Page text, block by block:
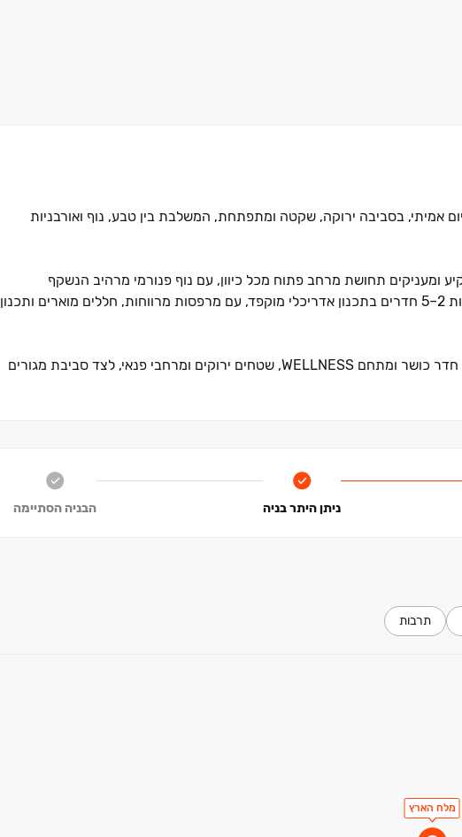
אמיתי, בסביבה ירוקה, שקטה ומתפתחת, המשלבת בין טבע, נוף ואורבניות
קומות מתנשאים מעל קו הרקיע ומעניקים תחושת מרחב פתוח מכל כיוון, עם נוף פנורמי מרהיב הנשקף
מהדירות ומהמרחבים הציבוריים כאחד. הפרויקט כולל מגוון רחב של דירות ‏2‏–‏5 חדרים בתכנון אדריכלי מוקפד, עם מרפסות מרווחות, חללים מוארים ותכנון
חדר כושר ומתחם WELLNESS, שטחים ירוקים ומרחבי פנאי, לצד סביבת מגורים
ומרחבים ציבוריים מתוכננים, היוצרים סביבת מגורים שלמה, נעימה ואיכותית
ניתן היתר בניה הבניה הסתיימה
תרבות
מלח הארץ